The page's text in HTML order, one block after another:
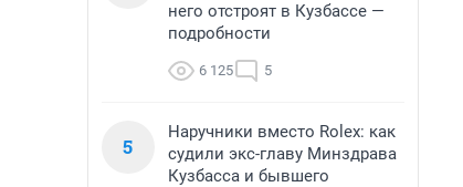
него отстроят в Кузбассе —
подробности
6 125 5
5
Наручники вместо Rolex: как
судили экс-главу Минздрава
Кузбасса и бывшего